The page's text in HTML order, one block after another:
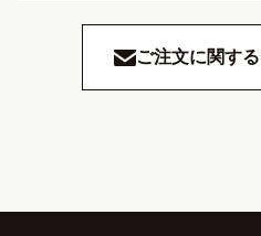
ご注文に関す